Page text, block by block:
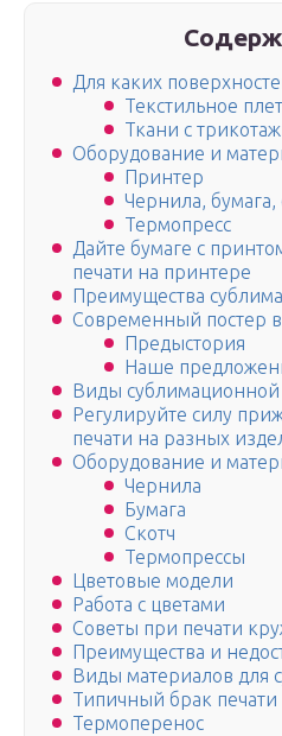
Для каких
Текстильное
Ткани с
Оборудование и
Принтер
Чернила, бумага,
Термопресс
Дайте бумаге с
печати на принтере
Преимущества
Современный постер
Предыстория
Наше
Виды сублимационной
Регулируйте силу
печати на разных
Оборудование и
Чернила
Бумага
Скотч
Термопрессы
Цветовые модели
Работа с цветами
Советы при печати
Преимущества и
Виды материалов для
Типичный брак печати
Термоперенос